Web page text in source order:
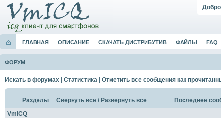
ГЛАВНАЯ ОПИСАНИЕ СКАЧАТЬ ДИСТРИБУТИВ ФАЙЛЫ FAQ
ФОРУМ
Искать в форумах Статистика Отметить все сообщения как
Разделы Свернуть все/ Развернуть все
Последнее
VmICQ